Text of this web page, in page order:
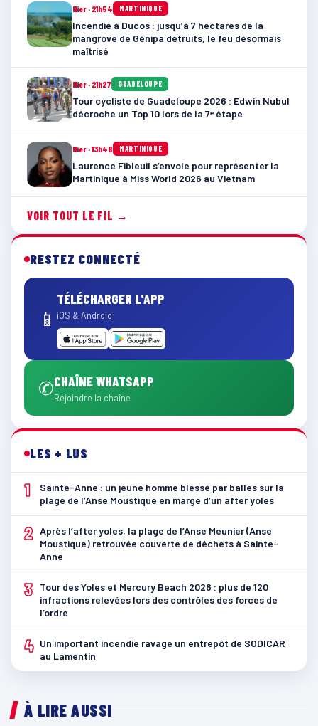
Hier · 21h54 MARTINIQUE
Incendie à Ducos : jusqu’à 7 hectares de la
mangrove de Génipa détruits, le feu désormais
maîtrisé
Hier · 21h27 GUADELOUPE
Tour cycliste de Guadeloupe 2026 : Edwin Nubul
décroche un Top 10 lors de la 7ᵉ étape
Hier · 13h48 MARTINIQUE
Laurence Fibleuil s’envole pour représenter la
Martinique à Miss World 2026 au Vietnam
VOIR TOUT LE FIL →
RESTEZ CONNECTÉ
📱
TÉLÉCHARGER L'APP
iOS & Android
✆CHAÎNE WHATSAPP
Rejoindre la chaîne
LES + LUS
1
Sainte-Anne : un jeune homme blessé par balles sur la
plage de l’Anse Moustique en marge d’un after yoles
2 Après l’after yoles, la plage de l’Anse Meunier (Anse
Moustique) retrouvée couverte de déchets à Sainte-
Anne
3
Tour des Yoles et Mercury Beach 2026 : plus de 120
infractions relevées lors des contrôles des forces de
l’ordre
4 Un important incendie ravage un entrepôt de SODICAR
au Lamentin
À LIRE AUSSI